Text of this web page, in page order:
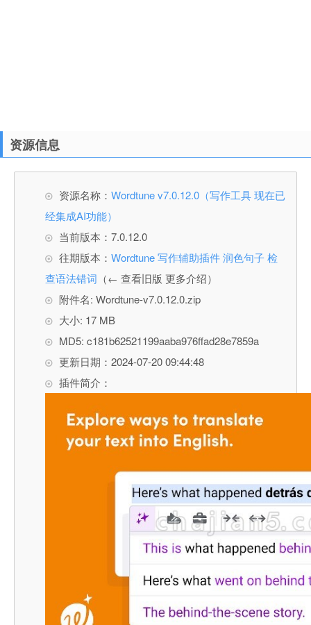
资源信息
资源名称： Wordtune v7.0.12.0（写作工具 现在已
经集成AI功能）
当前版本：7.0.12.0
往期版本： Wordtune 写作辅助插件 润色句子 检
查语法错词 （← 查看旧版 更多介绍）
附件名: Wordtune-v7.0.12.0.zip
大小: 17 MB
MD5: c181b62521199aaba976ffad28e7859a
更新日期：2024-07-20 09:44:48
插件简介：